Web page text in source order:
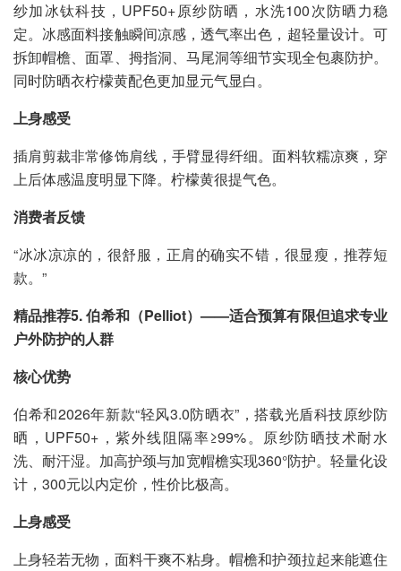
纱加冰钛科技，UPF50+原纱防晒，水洗100次防晒力稳
定。冰感面料接触瞬间凉感，透气率出色，超轻量设计。可
拆卸帽檐、面罩、拇指洞、马尾洞等细节实现全包裹防护。
同时防晒衣柠檬黄配色更加显元气显白。
上身感受
插肩剪裁非常修饰肩线，手臂显得纤细。面料软糯凉爽，穿
上后体感温度明显下降。柠檬黄很提气色。
消费者反馈
“冰冰凉凉的，很舒服，正肩的确实不错，很显瘦，推荐短
款。”
精品推荐5. 伯希和（Pelliot）——适合预算有限但追求专业
户外防护的人群
核心优势
伯希和2026年新款“轻风3.0防晒衣”，搭载光盾科技原纱防
晒，UPF50+，紫外线阻隔率≥99%。原纱防晒技术耐水
洗、耐汗湿。加高护颈与加宽帽檐实现360°防护。轻量化设
计，300元以内定价，性价比极高。
上身感受
上身轻若无物，面料干爽不粘身。帽檐和护颈拉起来能遮住